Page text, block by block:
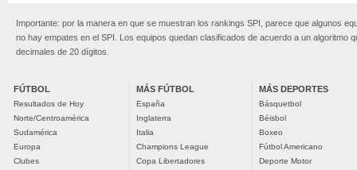
Importante: por la manera en que se muestran los rankings SPI, parece que algunos
no hay empates en el SPI. Los equipos quedan clasificados de acuerdo a un algoritmo
decimales de 20 dígitos.
FÚTBOL
Resultados de Hoy
Norte/Centroamérica
Sudamérica
Europa
Clubes
MÁS FÚTBOL
España
Inglaterra
Italia
Champions League
Copa Libertadores
MÁS DEPORTES
Básquetbol
Béisbol
Boxeo
Fútbol Americano
Deporte Motor